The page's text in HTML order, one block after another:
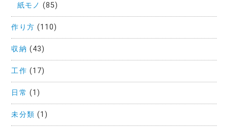
紙モノ (85)
作り方 (110)
収納 (43)
工作 (17)
日常 (1)
未分類 (1)